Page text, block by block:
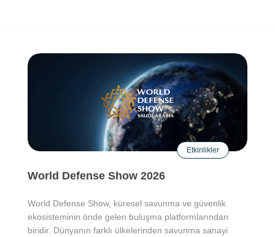
Etkinlikler
World Defense Show 2026
World Defense Show, küresel savunma ve güvenlik
ekosisteminin önde gelen buluşma platformlarından
biridir. Dünyanın farklı ülkelerinden savunma sanayi